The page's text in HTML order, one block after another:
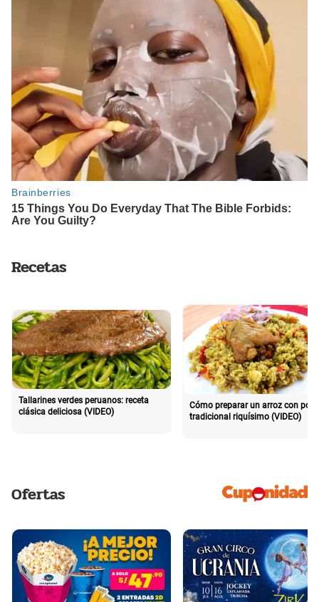
Recetas
Tallarines verdes peruanos: receta
clásica deliciosa (VIDEO)
Cómo preparar un arroz con pollo
tradicional riquísimo (VIDEO)
Ofertas